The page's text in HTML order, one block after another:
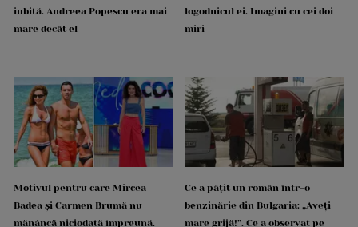
iubită. Andreea Popescu era mai
mare decât el
logodnicul ei. Imagini cu cei doi
miri
Motivul pentru care Mircea
Badea și Carmen Brumă nu
mănâncă niciodată împreună.
Ce a pățit un român într-o
benzinărie din Bulgaria: „Aveți
mare grijă!”. Ce a observat pe